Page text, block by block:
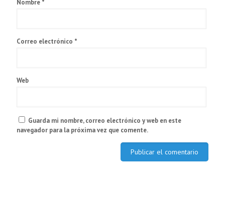
Nombre *
Correo electrónico *
Web
Guarda mi nombre, correo electrónico y web en este
navegador para la próxima vez que comente.